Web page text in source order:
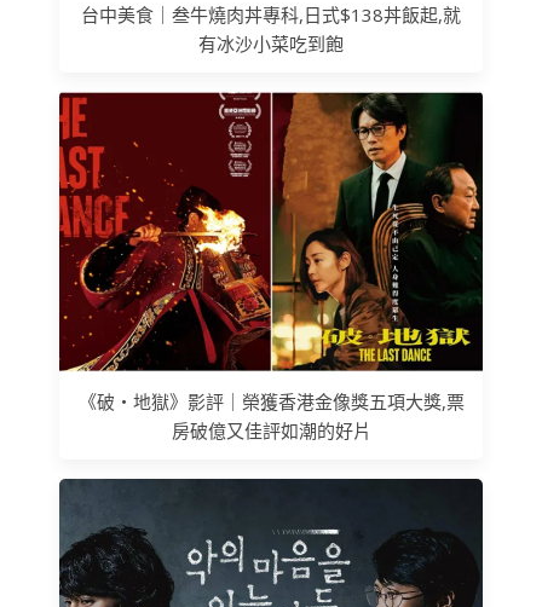
台中美食｜叁牛燒肉丼專科,日式$138丼飯起,就
有冰沙小菜吃到飽
《破‧地獄》影評｜榮獲香港金像獎五項大獎,票
房破億又佳評如潮的好片